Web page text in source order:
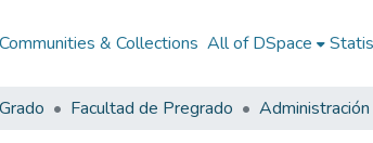
Communities & Collections All of DSpace
Facultad de Pregrado